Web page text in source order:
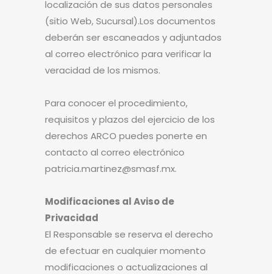
localización de sus datos personales
(sitio Web, Sucursal).Los documentos
deberán ser escaneados y adjuntados
al correo electrónico para verificar la
veracidad de los mismos.
Para conocer el procedimiento,
requisitos y plazos del ejercicio de los
derechos ARCO puedes ponerte en
contacto al correo electrónico
patricia.martinez@smasf.mx.
Modificaciones al Aviso de
Privacidad
El Responsable se reserva el derecho
de efectuar en cualquier momento
modificaciones o actualizaciones al